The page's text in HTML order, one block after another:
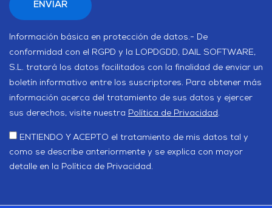
Información básica en protección de datos.- De
conformidad con el RGPD y la LOPDGDD, DAIL SOFTWARE,
S.L. tratará los datos facilitados con la finalidad de enviar un
boletín informativo entre los suscriptores. Para obtener más
información acerca del tratamiento de sus datos y ejercer
sus derechos, visite nuestra Política de Privacidad.
ENTIENDO Y ACEPTO el tratamiento de mis datos tal y
como se describe anteriormente y se explica con mayor
detalle en la Política de Privacidad.